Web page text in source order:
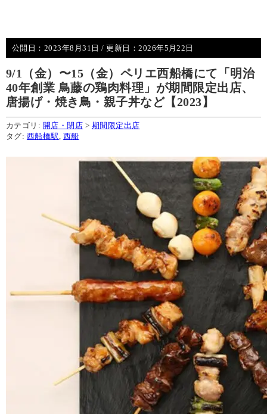
公開日： 2023年8月31日 / 更新日：2026年5月22日
9/1（金）〜15（金）ペリエ西船橋にて「明治
40年創業 鳥藤の鶏肉料理」が期間限定出店、
唐揚げ・焼き鳥・親子丼など【2023】
カテゴリ: 開店・閉店 > 期間限定出店
タグ: 西船橋駅 西船